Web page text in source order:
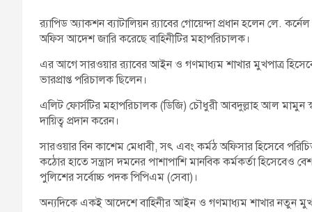
র‌্যাপিড অ্যাকশন ব্যাটালিয়ন র‍্যাবের গোয়েন্দা প্রধান হলেন লে.
অফিস আদেশ জারি করেছে বাহিনীটির মহাপরিচালক।
এর আগে সারওয়ার র‍্যাবের আইন ও গণমাধ্যম শাখার মুখপাত্র হিসেবে
ভারপ্রাপ্ত পরিচালক ছিলেন।
এলিট ফোর্সটির মহাপরিচালক (ডিজি) চৌধুরী আবদুল্লাহ আল মামুন
দায়িত্ব প্রদান করেন।
সারওয়ার বিন কাশেম মেধাবী, সৎ এবং কর্মঠ অফিসার হিসেবে
কঠোর হাতে সন্ত্রাস দমনের পাশাপাশি মানবিক কর্মকর্তা হিসেবেও
পুলিশের সর্বোচ্চ পদক পিপিএম (সেবা)।
অন্যদিকে একই আদেশে বাহিনীর আইন ও গণমাধ্যম শাখার নতুন